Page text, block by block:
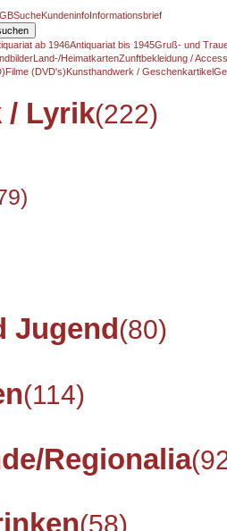
SucheKundeninfoInformationsbrief
ab 1946Antiquariat bis 1945Gruß- und
Land-/HeimatkartenZunftbekleidung /
Filme (DVD's)Kunsthandwerk / Geschenkartikel
/ Lyrik(222)
Jugend(80)
(114)
Regionalia
(58)